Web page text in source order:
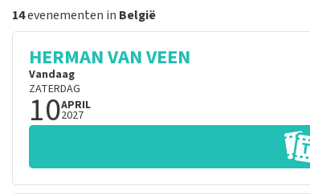
14evenementen in België
HERMAN VAN VEEN
Vandaag
ZATERDAG
10APRIL
2027